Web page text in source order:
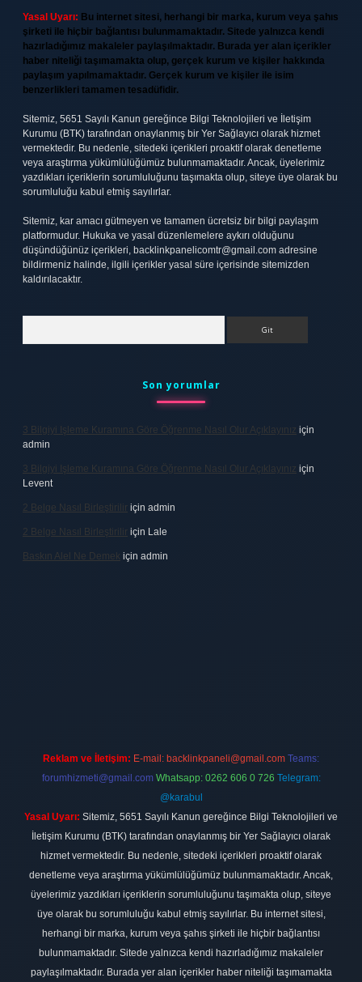
Yasal Uyarı: Bu internet sitesi, herhangi bir marka, kurum veya şahıs
şirketi ile hiçbir bağlantısı bulunmamaktadır. Sitede yalnızca kendi
hazırladığımız makaleler paylaşılmaktadır. Burada yer alan içerikler
haber niteliği taşımamakta olup, gerçek kurum ve kişiler hakkında
paylaşım yapılmamaktadır. Gerçek kurum ve kişiler ile isim
benzerlikleri tamamen tesadüfidir.
Sitemiz, 5651 Sayılı Kanun gereğince Bilgi Teknolojileri ve İletişim
Kurumu (BTK) tarafından onaylanmış bir Yer Sağlayıcı olarak hizmet
vermektedir. Bu nedenle, sitedeki içerikleri proaktif olarak denetleme
veya araştırma yükümlülüğümüz bulunmamaktadır. Ancak, üyelerimiz
yazdıkları içeriklerin sorumluluğunu taşımakta olup, siteye üye olarak bu
sorumluluğu kabul etmiş sayılırlar.
Sitemiz, kar amacı gütmeyen ve tamamen ücretsiz bir bilgi paylaşım
platformudur. Hukuka ve yasal düzenlemelere aykırı olduğunu
düşündüğünüz içerikleri, backlinkpanelicomtr@gmail.com adresine
bildirmeniz halinde, ilgili içerikler yasal süre içerisinde sitemizden
kaldırılacaktır.
Son yorumlar
3 Bilgiyi Işleme Kuramına Göre Öğrenme Nasıl Olur Açıklayınız için
admin
3 Bilgiyi Işleme Kuramına Göre Öğrenme Nasıl Olur Açıklayınız için
Levent
2 Belge Nasıl Birleştirilir için admin
2 Belge Nasıl Birleştirilir için Lale
Baskın Alel Ne Demek için admin
Reklam ve İletişim: E-mail: backlinkpaneli@gmail.com Teams:
forumhizmeti@gmail.com Whatsapp: 0262 606 0 726 Telegram:
@karabul
Yasal Uyarı: Sitemiz, 5651 Sayılı Kanun gereğince Bilgi Teknolojileri ve
İletişim Kurumu (BTK) tarafından onaylanmış bir Yer Sağlayıcı olarak
hizmet vermektedir. Bu nedenle, sitedeki içerikleri proaktif olarak
denetleme veya araştırma yükümlülüğümüz bulunmamaktadır. Ancak,
üyelerimiz yazdıkları içeriklerin sorumluluğunu taşımakta olup, siteye
üye olarak bu sorumluluğu kabul etmiş sayılırlar. Bu internet sitesi,
herhangi bir marka, kurum veya şahıs şirketi ile hiçbir bağlantısı
bulunmamaktadır. Sitede yalnızca kendi hazırladığımız makaleler
paylaşılmaktadır. Burada yer alan içerikler haber niteliği taşımamakta